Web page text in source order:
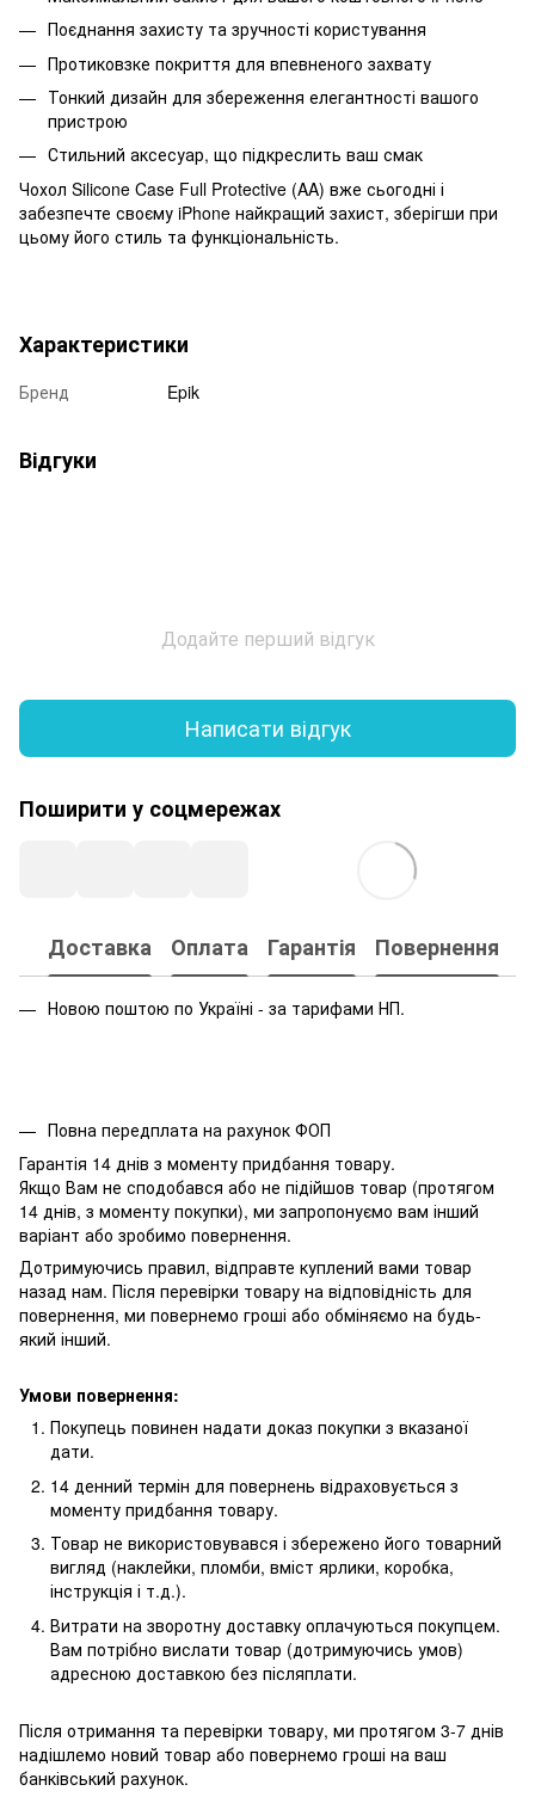
Поєднання захисту та зручності користування
Протиковзке покриття для впевненого захвату
Тонкий дизайн для збереження елегантності вашого
пристрою
Стильний аксесуар, що підкреслить ваш смак
Чохол Silicone Case Full Protective (AA) вже сьогодні і
забезпечте своєму iPhone найкращий захист, зберігши при
цьому його стиль та функціональність.
Характеристики
Бренд Epik
Відгуки
Додайте перший відгук
Написати відгук
Поширити у соцмережах
Доставка Оплата Гарантія Повернення
Новою поштою по Україні - за тарифами НП.
Повна передплата на рахунок ФОП
Гарантія 14 днів з моменту придбання товару.
Якщо Вам не сподобався або не підійшов товар (протягом
14 днів, з моменту покупки), ми запропонуємо вам інший
варіант або зробимо повернення.
Дотримуючись правил, відправте куплений вами товар
назад нам. Після перевірки товару на відповідність для
повернення, ми повернемо гроші або обміняємо на будь-
який інший.
Умови повернення:
Покупець повинен надати доказ покупки з вказаної
дати.
14 денний термін для повернень відраховується з
моменту придбання товару.
Товар не використовувався і збережено його товарний
вигляд (наклейки, пломби, вміст ярлики, коробка,
інструкція і т.д.).
Витрати на зворотну доставку оплачуються покупцем.
Вам потрібно вислати товар (дотримуючись умов)
адресною доставкою без післяплати.
Після отримання та перевірки товару, ми протягом 3-7 днів
надішлемо новий товар або повернемо гроші на ваш
банківський рахунок.